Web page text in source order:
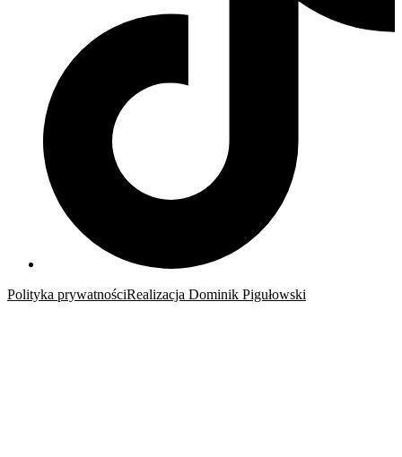
Polityka prywatnościRealizacja Dominik Pigułowski